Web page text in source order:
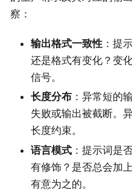
察：
输出格式一致性 ：提
还是格式有变化？变
信号。
长度分布 ：异常短的
失败或输出被截断。
长度约束。
语言模式 ：提示词是
有修饰？是否总会加
有意为之的。